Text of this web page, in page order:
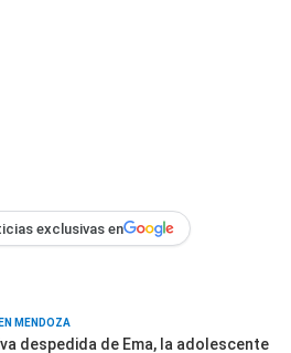
exclusivas en
MENDOZA
despedida de Ema, la adolescente